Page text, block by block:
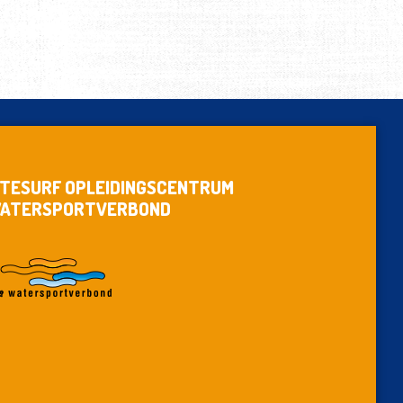
OPLEIDINGSCENTRUM